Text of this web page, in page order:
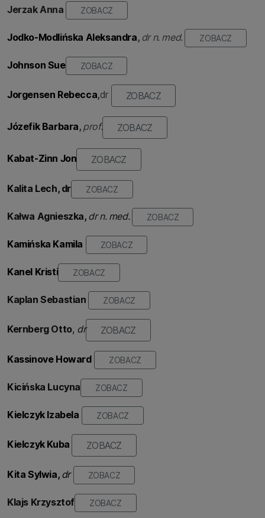
Jerzak Anna ZOBACZ
Jodko-Modlińska Aleksandra, dr n. med. ZOBACZ
Johnson Sue ZOBACZ
Jorgensen Rebecca,dr ZOBACZ
Józefik Barbara, prof. ZOBACZ
Kabat-Zinn Jon ZOBACZ
Kalita Lech, dr ZOBACZ
Kałwa Agnieszka, dr n. med. ZOBACZ
Kamińska Kamila ZOBACZ
Kanel Kristi ZOBACZ
Kaplan Sebastian ZOBACZ
Kernberg Otto, dr ZOBACZ
Kassinove Howard ZOBACZ
Kicińska Lucyna ZOBACZ
Kielczyk Izabela ZOBACZ
Kielczyk Kuba ZOBACZ
Kita Sylwia, dr ZOBACZ
Klajs Krzysztof ZOBACZ